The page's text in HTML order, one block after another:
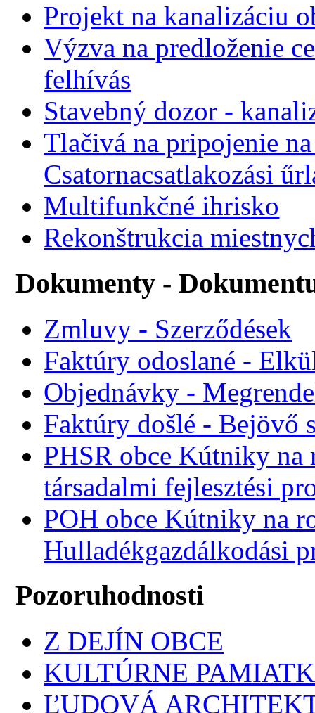
Projekt na kanalizáciu
Výzva na predloženie
felhívás
Stavebný dozor -
Tlačivá na pripojenie
Csatornacsatlakozási
Multifunkčné ihrisko
Rekonštrukcia
Dokumenty -
Zmluvy - Szerződések
Faktúry odoslané -
Objednávky -
Faktúry došlé - Bejövő
PHSR obce Kútniky na
társadalmi fejlesztési
POH obce Kútniky na
Hulladékgazdálkodási
Pozoruhodnosti
Z DEJÍN OBCE
KULTÚRNE
ĽUDOVÁ